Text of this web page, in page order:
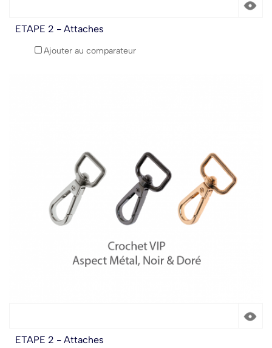
ETAPE 2 - Attaches
Ajouter au comparateur
ETAPE 2 - Attaches